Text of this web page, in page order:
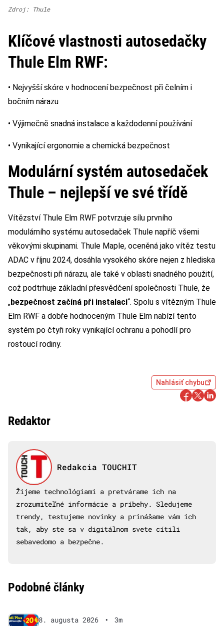
Zdroj: Thule
Klíčové vlastnosti autosedačky
Thule Elm RWF:
• Nejvyšší skóre v hodnocení bezpečnost při čelním i
bočním nárazu
• Výjimečně snadná instalace a každodenní používání
• Vynikající ergonomie a chemická bezpečnost
Modulární systém autosedaček
Thule – nejlepší ve své třídě
Vítězství Thule Elm RWF potvrzuje sílu prvního
modulárního systému autosedaček Thule napříč všemi
věkovými skupinami. Thule Maple, oceněná jako vítěz testu
ADAC v říjnu 2024, dosáhla vysokého skóre nejen z hlediska
bezpečnosti při nárazu, ale také v oblasti snadného použití,
což podtrhuje základní přesvědčení společnosti Thule, že
„bezpečnost začíná při instalaci“. Spolu s vítězným Thule
Elm RWF a dobře hodnoceným Thule Elm nabízí tento
systém po čtyři roky vynikající ochranu a pohodlí pro
rostoucí rodiny.
Nahlásiť chybu
Redaktor
Redakcia TOUCHIT
Žijeme technológiami a pretvárame ich na
zrozumiteľné informácie a príbehy. Sledujeme
trendy, testujeme novinky a prinášame vám ich
tak, aby ste sa v digitálnom svete cítili
sebavedomo a bezpečne.
Podobné články
8. augusta 2026 •
3m